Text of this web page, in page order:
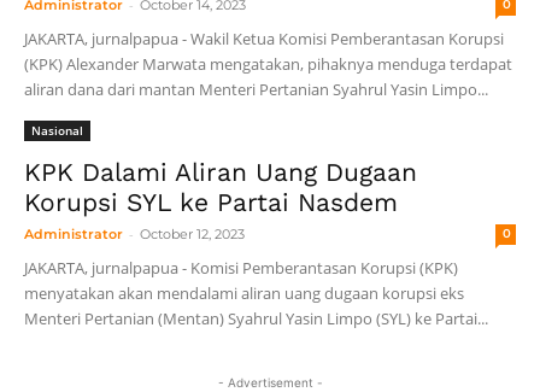
Administrator - October 14, 2023 0
JAKARTA, jurnalpapua - Wakil Ketua Komisi Pemberantasan Korupsi
(KPK) Alexander Marwata mengatakan, pihaknya menduga terdapat
aliran dana dari mantan Menteri Pertanian Syahrul Yasin Limpo...
Nasional
KPK Dalami Aliran Uang Dugaan
Korupsi SYL ke Partai Nasdem
Administrator - October 12, 2023 0
JAKARTA, jurnalpapua - Komisi Pemberantasan Korupsi (KPK)
menyatakan akan mendalami aliran uang dugaan korupsi eks
Menteri Pertanian (Mentan) Syahrul Yasin Limpo (SYL) ke Partai...
- Advertisement -